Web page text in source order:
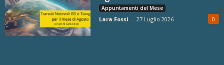
Appuntamenti del Mese
Lara Fossi - 27 Luglio 2026 0